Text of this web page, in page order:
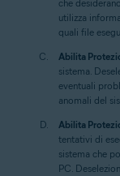
che
utilizza
quali file
Abilita
sistema.
eventuali
anomali del
Abilita
tentativi di
sistema che
PC.